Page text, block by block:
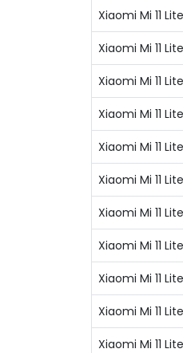
Xiaomi Mi 11
Xiaomi Mi 11
Xiaomi Mi 11
Xiaomi Mi 11
Xiaomi Mi 11
Xiaomi Mi 11
Xiaomi Mi 11
Xiaomi Mi 11
Xiaomi Mi 11
Xiaomi Mi 11
Xiaomi Mi 11